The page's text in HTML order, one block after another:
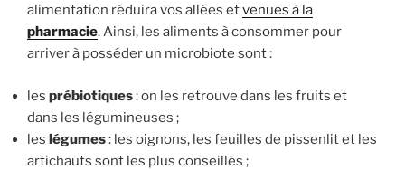
alimentation réduira vos allées etvenues à la
pharmacie. Ainsi, les aliments à consommer pour
arriver à posséder un microbiote sont :
les prébiotiques: on les retrouve dans les fruits et
dans les légumineuses ;
les légumes: les oignons, les feuilles de pissenlit et les
artichauts sont les plus conseillés ;